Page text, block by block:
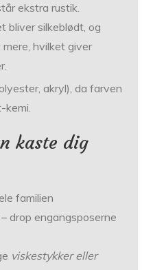
ekstra rustik.
bliver silkeblødt, og
hvilket giver
akryl), da farven
kemi.
kaste dig
familien
drop engangsposerne
viskestykker eller